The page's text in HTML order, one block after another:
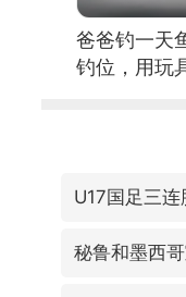
爸爸钓一天
钓位，用玩
U17国足三
秘鲁和墨西